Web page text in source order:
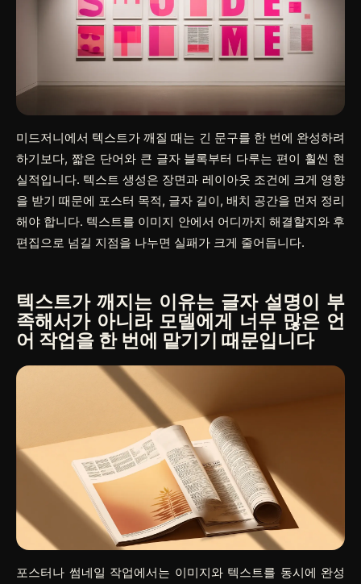
미드저니에서 텍스트가 깨질 때는 긴 문구를 한 번에 완성하려
하기보다, 짧은 단어와 큰 글자 블록부터 다루는 편이 훨씬 현
실적입니다. 텍스트 생성은 장면과 레이아웃 조건에 크게 영향
을 받기 때문에 포스터 목적, 글자 길이, 배치 공간을 먼저 정리
해야 합니다. 텍스트를 이미지 안에서 어디까지 해결할지와 후
편집으로 넘길 지점을 나누면 실패가 크게 줄어듭니다.
텍스트가 깨지는 이유는 글자 설명이 부
족해서가 아니라 모델에게 너무 많은 언
어 작업을 한 번에 맡기기 때문입니다
포스터나 썸네일 작업에서는 이미지와 텍스트를 동시에 완성